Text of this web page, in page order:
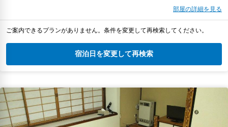
部屋の詳細を見る
ご案内できるプランがありません。条件を変更して再検索してください。
宿泊日を変更して再検索